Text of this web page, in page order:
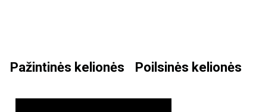
Pažintinės kelionės Poilsinės kelionės